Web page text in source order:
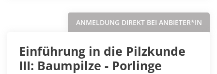
ANMELDUNG DIREKT BEI ANBIETER*IN
Einführung in die Pilzkunde
III: Baumpilze - Porlinge